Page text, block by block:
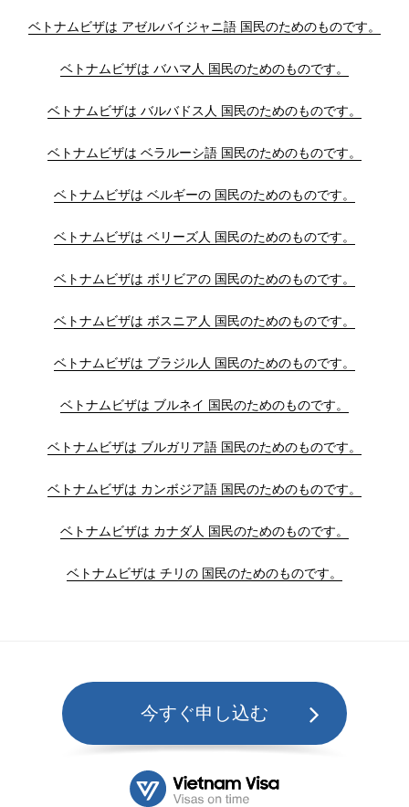
ベトナムビザは アゼルバイジャニ語 国民のためのものです。
ベトナムビザは バハマ人 国民のためのものです。
ベトナムビザは バルバドス人 国民のためのものです。
ベトナムビザは ベラルーシ語 国民のためのものです。
ベトナムビザは ベルギーの 国民のためのものです。
ベトナムビザは ベリーズ人 国民のためのものです。
ベトナムビザは ボリビアの 国民のためのものです。
ベトナムビザは ボスニア人 国民のためのものです。
ベトナムビザは ブラジル人 国民のためのものです。
ベトナムビザは ブルネイ 国民のためのものです。
ベトナムビザは ブルガリア語 国民のためのものです。
ベトナムビザは カンボジア語 国民のためのものです。
ベトナムビザは カナダ人 国民のためのものです。
ベトナムビザは チリの 国民のためのものです。
今すぐ申し込む